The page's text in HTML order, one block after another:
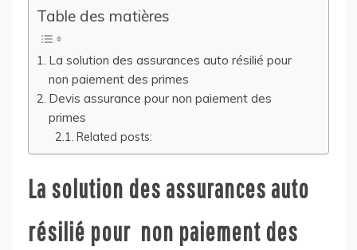
Table des matières
La solution des assurances auto résilié pour
non paiement des primes
Devis assurance pour non paiement des
primes
Related posts:
La solution des assurances auto
résilié pour non paiement des